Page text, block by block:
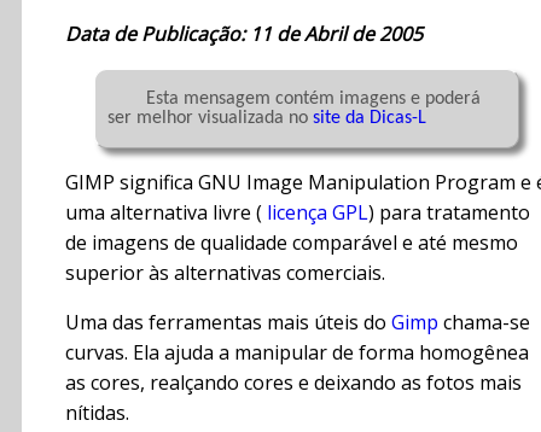
Data de Publicação: 11 de Abril de 2005
ser melhor visualizada no site da Dicas-L
GIMP significa GNU Image Manipulation Program e
uma alternativa livre ( licença GPL) para tratamento
de imagens de qualidade comparável e até mesmo
superior às alternativas comerciais.
Uma das ferramentas mais úteis do Gimp chama-se
curvas. Ela ajuda a manipular de forma homogênea
as cores, realçando cores e deixando as fotos mais
nítidas.